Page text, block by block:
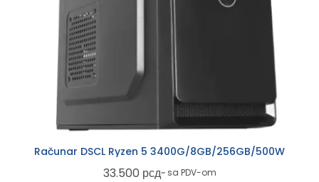
Računar DSCL Ryzen 5 3400G/8GB/256GB/500W
33.500 рсд~ sa PDV-om